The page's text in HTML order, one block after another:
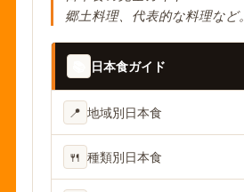
郷土料理、代表的な料理など。
日本食ガイド
📍 地域別日本食
🍴 種類別日本食